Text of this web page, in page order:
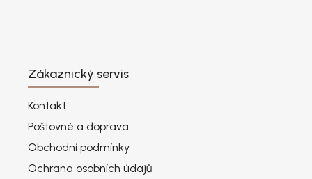
Zákaznický servis
Kontakt
Poštovné a doprava
Obchodní podmínky
Ochrana osobních údajů